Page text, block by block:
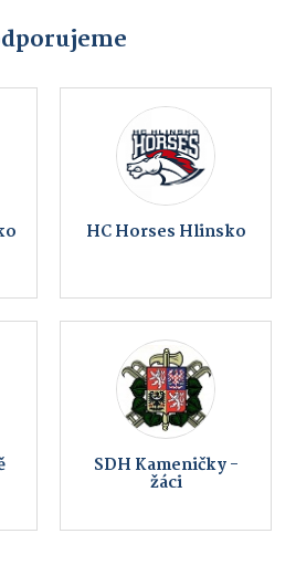
HC Horses Hlinsko
SDH Kameničky -
žáci